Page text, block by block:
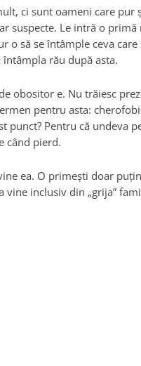
ci sunt oameni care
suspecte. Le intră o
o să se întâmple ceva
întâmpla rău după asta.
obositor e. Nu trăiesc
pentru asta:
punct? Pentru că undeva
când pierd.
ea. O primeşti doar
inclusiv din „grija”